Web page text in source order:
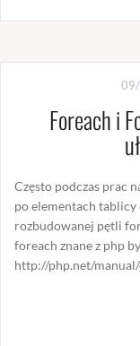
Foreach i
Często podczas prac
po elementach tablicy
rozbudowanej pętli
foreach znane z php
http://php.net/